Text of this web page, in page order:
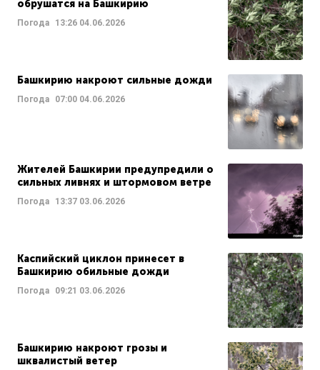
обрушатся на Башкирию
Погода 13:26 04.06.2026
Башкирию накроют сильные дожди
Погода 07:00 04.06.2026
Жителей Башкирии предупредили о
сильных ливнях и штормовом ветре
Погода 13:37 03.06.2026
Каспийский циклон принесет в
Башкирию обильные дожди
Погода 09:21 03.06.2026
Башкирию накроют грозы и
шквалистый ветер